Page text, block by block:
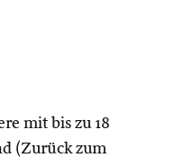
mit bis zu 18
(Zurück zum